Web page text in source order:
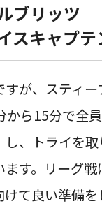
ブリッツ
スキャプテ
すが、スティ
から15分で全
し、トライを
ます。リーグ
けて良い準備